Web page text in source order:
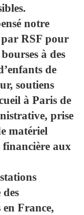
notre
par RSF pour
à des
de
soutiens
à Paris de
prise
matériel
aux
France,